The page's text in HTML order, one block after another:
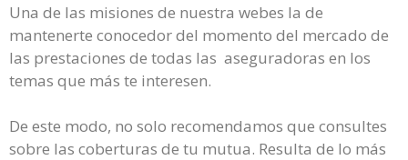
Una de las misiones de nuestra webes la de
mantenerte conocedor del momento del mercado de
las prestaciones de todas las aseguradoras en los
temas que más te interesen.
De este modo, no solo recomendamos que consultes
sobre las coberturas de tu mutua. Resulta de lo más